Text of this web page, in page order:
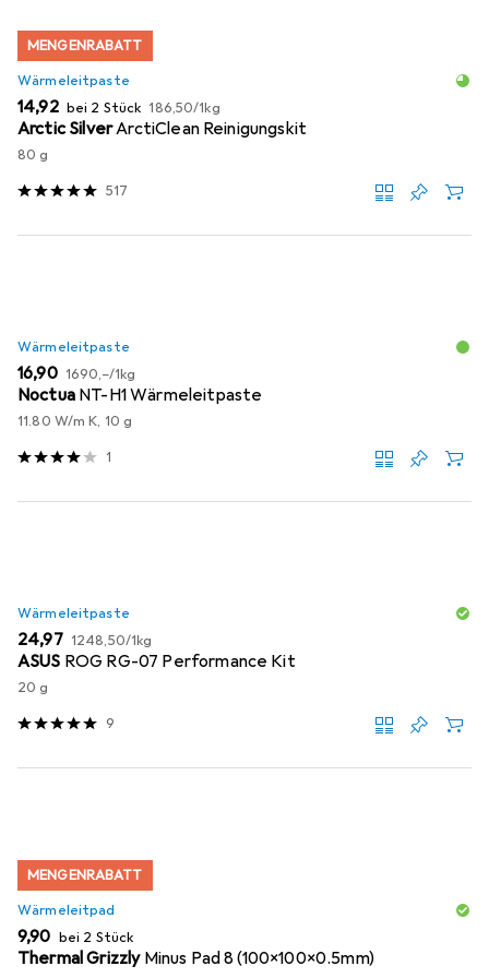
MENGENRABATT
Wärmeleitpaste
EUR
14,92 bei 2 Stück EUR
186,50/1kg
Arctic SilverArctiClean Reinigungskit
80 g
517
Wärmeleitpaste
EUR
16,90 EUR
1690,–/1kg
Noctua NT-H1 Wärmeleitpaste
11.80 W/m K, 10 g
1
Wärmeleitpaste
EUR
24,97 EUR
1248,50/1kg
ASUS ROG RG-07 Performance Kit
20 g
9
MENGENRABATT
Wärmeleitpad
EUR
9,90 bei 2 Stück
Thermal Grizzly Minus Pad 8 (100x100x0.5mm)